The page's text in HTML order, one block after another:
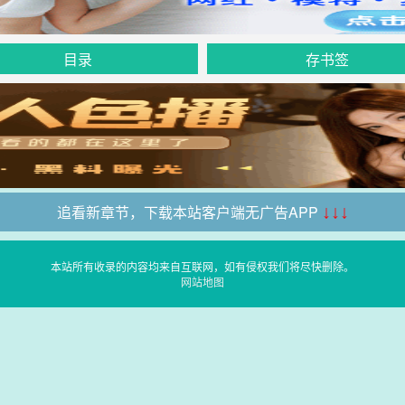
目录 存书签
追看新章节，下载本站客户端无广告APP ↓↓↓
本站所有收录的内容均来自互联网，如有侵权我们将尽快删除。
网站地图